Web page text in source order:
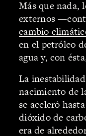
Más que nada,
externos
cambio
en el petróleo
agua y, con
La
nacimiento de
se aceleró
dióxido de
era de